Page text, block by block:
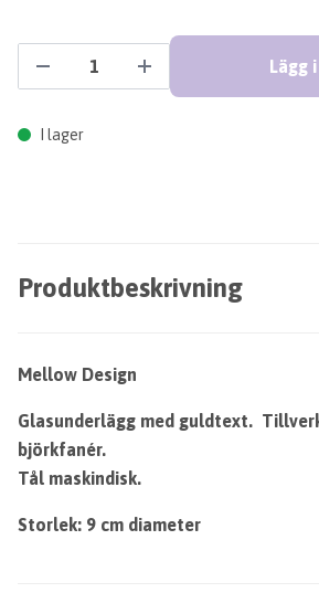
Lägg
I lager
Produktbeskrivning
Mellow Design
Glasunderlägg med guldtext.
björkfanér.
Tål maskindisk.
Storlek: 9 cm diameter